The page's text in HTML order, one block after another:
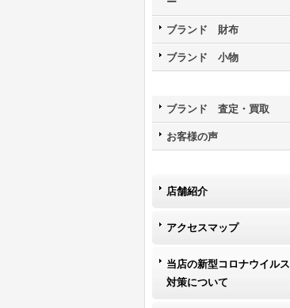
ブランド 財布
ブランド 小物
ブランド 査定・買取
お客様の声
店舗紹介
アクセスマップ
当店の新型コロナウイルス
対策について